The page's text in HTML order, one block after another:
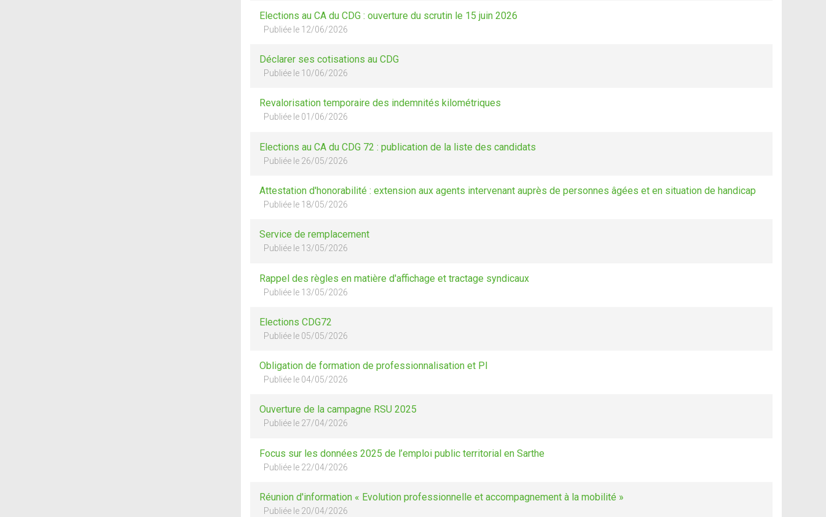
Elections au CA du CDG : ouverture du scrutin le 15 juin 2026
Publiée le 12/06/2026
Déclarer ses cotisations au CDG
Publiée le 10/06/2026
Revalorisation temporaire des indemnités kilométriques
Publiée le 01/06/2026
Elections au CA du CDG 72 : publication de la liste des candidats
Publiée le 26/05/2026
Attestation d'honorabilité : extension aux agents intervenant auprès de personnes âgées et en situation de handicap
Publiée le 18/05/2026
Service de remplacement
Publiée le 13/05/2026
Rappel des règles en matière d'affichage et tractage syndicaux
Publiée le 13/05/2026
Elections CDG72
Publiée le 05/05/2026
Obligation de formation de professionnalisation et PI
Publiée le 04/05/2026
Ouverture de la campagne RSU 2025
Publiée le 27/04/2026
Focus sur les données 2025 de l’emploi public territorial en Sarthe
Publiée le 22/04/2026
Réunion d'information « Evolution professionnelle et accompagnement à la mobilité »
Publiée le 20/04/2026